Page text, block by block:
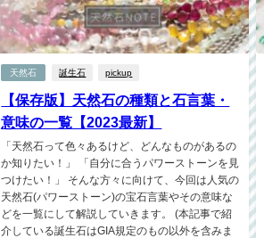
天然石 誕生石 pickup
【保存版】天然石の種類と石言葉・
意味の一覧【2023最新】
「天然石って色々あるけど、どんなものがあるの
か知りたい！」 「自分に合うパワーストーンを見
つけたい！」 そんな方々に向けて、今回は人気の
天然石(パワーストーン)の宝石言葉やその意味な
どを一覧にして解説していきます。 (本記事で紹
介している誕生石はGIA規定のもの以外を含みま